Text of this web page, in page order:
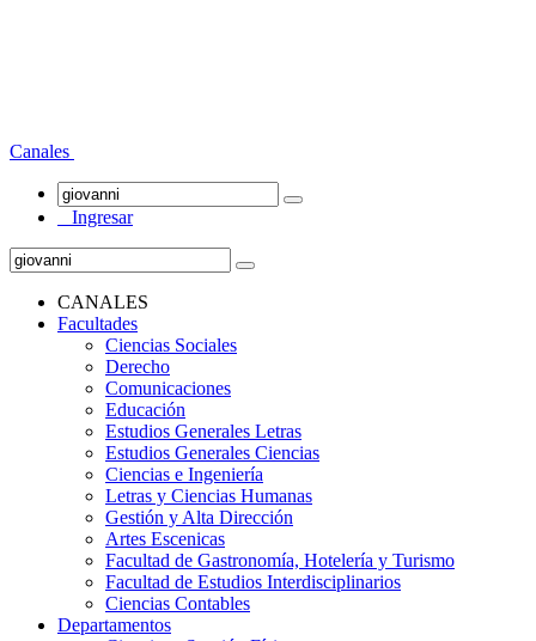
Canales
Ingresar
CANALES
Facultades
Ciencias Sociales
Derecho
Comunicaciones
Educación
Estudios Generales Letras
Estudios Generales Ciencias
Ciencias e Ingeniería
Letras y Ciencias Humanas
Gestión y Alta Dirección
Artes Escenicas
Facultad de Gastronomía, Hotelería y Turismo
Facultad de Estudios Interdisciplinarios
Ciencias Contables
Departamentos